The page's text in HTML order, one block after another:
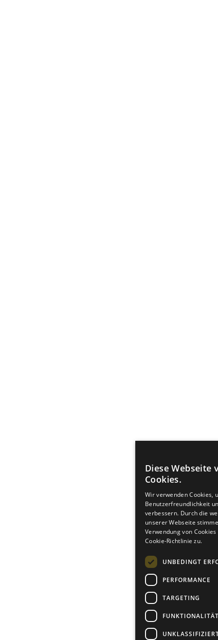
Diese Webseite
Cookies.
Wir verwenden Cookies,
Benutzerfreundlichkeit
verbessern. Durch die
unserer Webseite
Verwendung von
Cookie-Richtlinie zu.
UNBEDINGT
PERFORMANCE
TARGETING